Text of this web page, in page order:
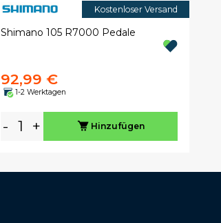
Kostenloser Versand
Shimano 105 R7000 Pedale
92,99 €
1-2 Werktagen
- + Hinzufügen